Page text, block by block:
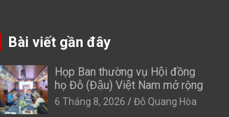
Bài viết gần đây
Họp Ban thường vụ Hội đồng
họ Đỗ (Đậu) Việt Nam mở rộng
6 Tháng 8, 2026 Đỗ Quang Hòa